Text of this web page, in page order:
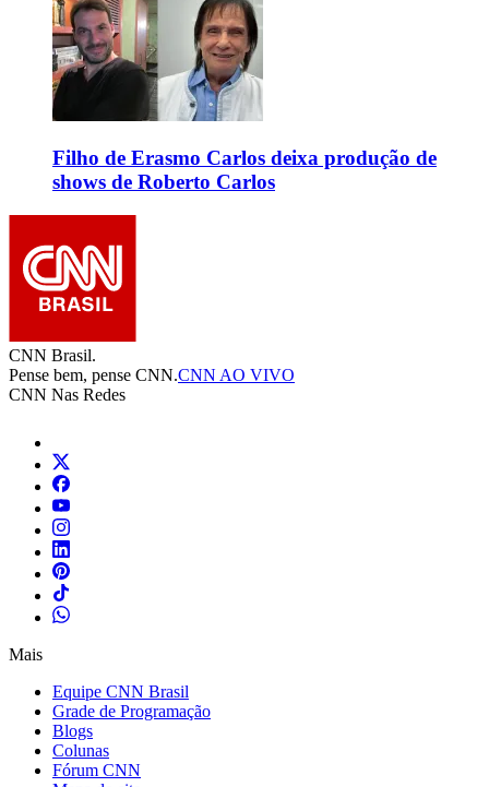
Filho de Erasmo Carlos deixa produção de
shows de Roberto Carlos
CNN Brasil.
Pense bem, pense CNN.CNN AO VIVO
CNN Nas Redes
Mais
Equipe CNN Brasil
Grade de Programação
Blogs
Colunas
Fórum CNN